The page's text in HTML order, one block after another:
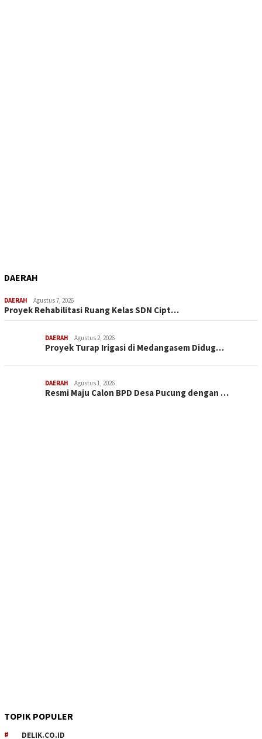
DAERAH
DAERAH Agustus 7, 2026
Proyek Rehabilitasi Ruang Kelas SDN Cipt…
DAERAH Agustus 2, 2026
Proyek Turap Irigasi di Medangasem Didug…
DAERAH Agustus 1, 2026
Resmi Maju Calon BPD Desa Pucung dengan …
TOPIK POPULER
DELIK.CO.ID